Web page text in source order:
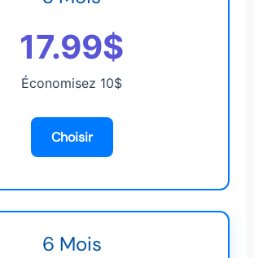
17.99$
Économisez 10$
Choisir
6 Mois